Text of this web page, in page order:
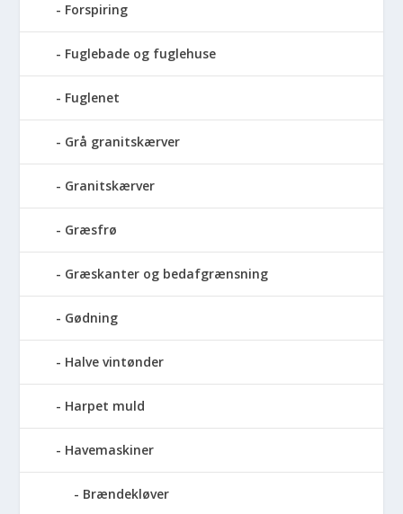
Forspiring
Fuglebade og fuglehuse
Fuglenet
Grå granitskærver
Granitskærver
Græsfrø
Græskanter og bedafgrænsning
Gødning
Halve vintønder
Harpet muld
Havemaskiner
Brændekløver